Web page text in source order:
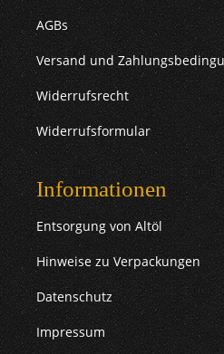
AGBs
Versand und
Widerrufsrecht
Widerrufsformular
Informationen
Entsorgung von Altöl
Hinweise zu Verpackungen
Datenschutz
Impressum